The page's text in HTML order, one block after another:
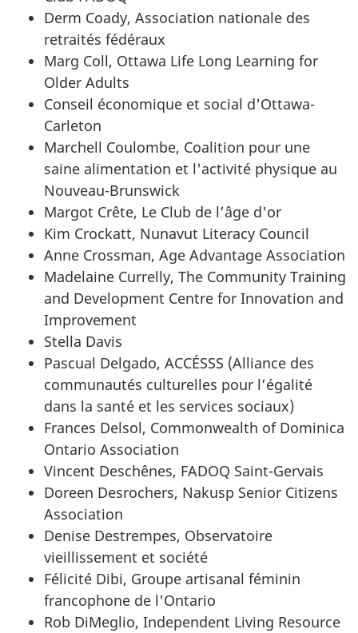
Derm Coady, Association nationale des
retraités fédéraux
Marg Coll, Ottawa Life Long Learning for
Older Adults
Conseil économique et social d'Ottawa-
Carleton
Marchell Coulombe, Coalition pour une
saine alimentation et l'activité physique au
Nouveau-Brunswick
Margot Crête, Le Club de l’âge d'or
Kim Crockatt, Nunavut Literacy Council
Anne Crossman, Age Advantage Association
Madelaine Currelly, The Community Training
and Development Centre for Innovation and
Improvement
Stella Davis
Pascual Delgado, ACCÉSSS (Alliance des
communautés culturelles pour l’égalité
dans la santé et les services sociaux)
Frances Delsol, Commonwealth of Dominica
Ontario Association
Vincent Deschênes, FADOQ Saint-Gervais
Doreen Desrochers, Nakusp Senior Citizens
Association
Denise Destrempes, Observatoire
vieillissement et société
Félicité Dibi, Groupe artisanal féminin
francophone de l'Ontario
Rob DiMeglio, Independent Living Resource